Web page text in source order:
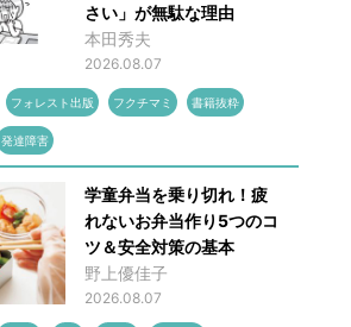
さい」が無駄な理由
本田秀夫
2026.08.07
フォレスト出版 フクチマミ 書籍抜粋
発達障害
学童弁当を乗り切れ！疲
れないお弁当作り5つのコ
ツ＆安全対策の基本
野上優佳子
2026.08.07